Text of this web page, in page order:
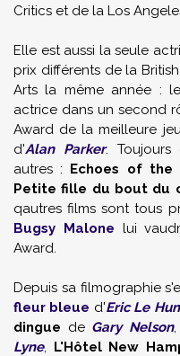
Critics et de la Los
Elle est aussi la seule
prix différents de la
Arts la même année :
actrice dans un second
Award de la meilleure
d'Alan Parker.
autres : Echoes of the
Petite fille du bout du
qautres films sont tous
Bugsy Malone lui
Award.
Depuis sa filmographie
fleur bleue d'Eric Le
dingue de Gary Nelson,
Lyne, L'Hôtel New